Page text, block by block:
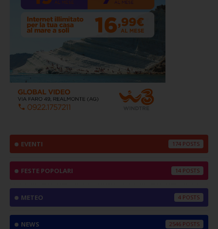
EVENTI 174
FESTE POPOLARI 14
METEO 4
NEWS 2546